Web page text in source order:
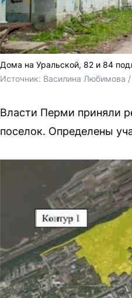
Дома на Уральской, 82 и 84
Источник: Василина Любимова /
Власти Перми приняли
поселок. Определены